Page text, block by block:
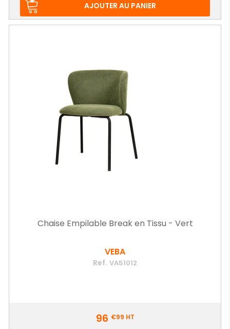
AJOUTER AU PANIER
Chaise Empilable Break en Tissu - Vert
VEBA
Ref. VA51012
96 €99 HT